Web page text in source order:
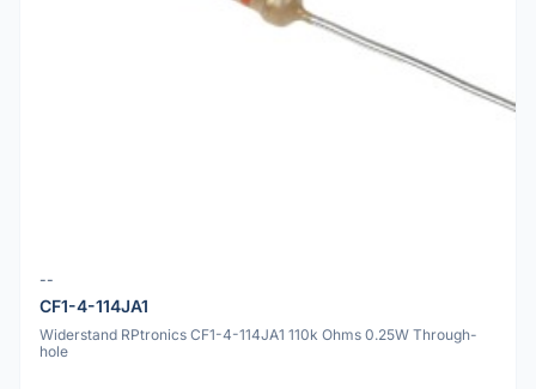
--
CF1-4-114JA1
Widerstand RPtronics CF1-4-114JA1 110k Ohms 0.25W Through-
hole